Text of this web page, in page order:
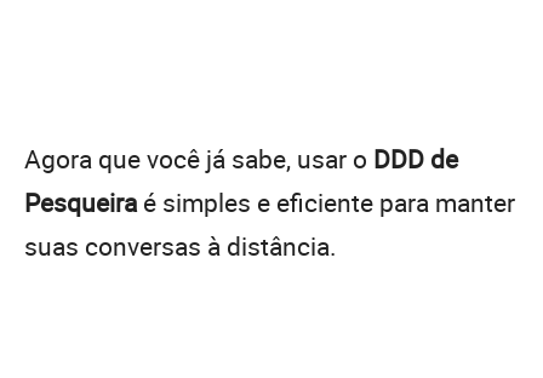
Agora que você já sabe, usar o DDD de
Pesqueira é simples e eficiente para manter
suas conversas à distância.